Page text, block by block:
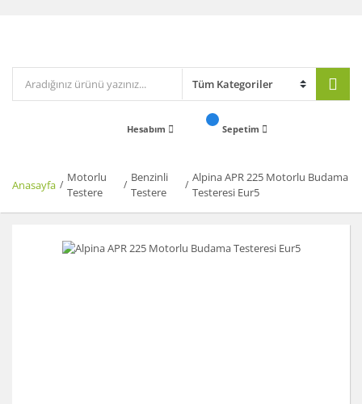
Hesabım Sepetim
Anasayfa
Motorlu
Testere
Benzinli
Testere
Alpina APR 225 Motorlu Budama
Testeresi Eur5